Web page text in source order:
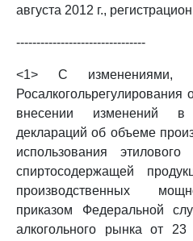
августа 2012 г.,
--------------------------------
<1> С изменениями,
внесении изменений в
деклараций об объеме
использования
спиртосодержащей
производственных
приказом Федеральной
алкогольного рынка от